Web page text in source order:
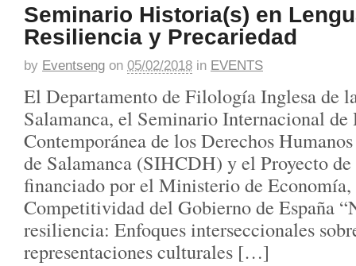
Seminario Historia(s) en
Resiliencia y Precariedad
by Eventseng on 05/02/2018 in EVENTS
El Departamento de Filología Inglesa de
Salamanca, el Seminario Internacional
Contemporánea de los Derechos
de Salamanca (SIHCDH) y el Proyecto
financiado por el Ministerio de
Competitividad del Gobierno de España
resiliencia: Enfoques interseccionales
representaciones culturales […]